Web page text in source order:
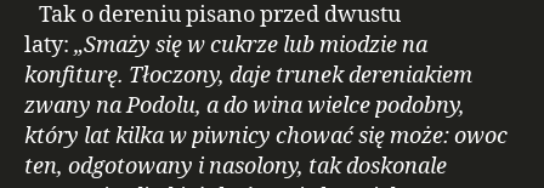
Tak o dereniu pisano przed dwustu
laty: „Smaży się w cukrze lub miodzie na
konfiturę. Tłoczony, daje trunek dereniakiem
zwany na Podolu, a do wina wielce podobny,
który lat kilka w piwnicy chować się może: owoc
ten, odgotowany i nasolony, tak doskonale